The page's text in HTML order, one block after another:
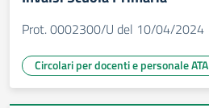
Prot. 0002300/U del 10/04/2024
Circolari per docenti e personale ATA